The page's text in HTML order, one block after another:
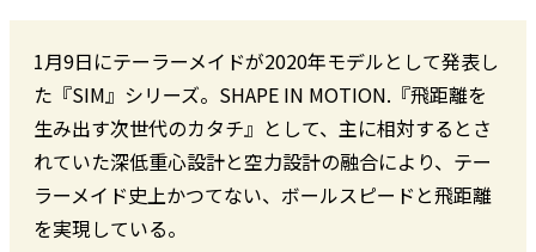
1月9日にテーラーメイドが2020年モデルとして発表し
た『SIM』シリーズ。SHAPE IN MOTION.『飛距離を
生み出す次世代のカタチ』として、主に相対するとさ
れていた深低重心設計と空力設計の融合により、テー
ラーメイド史上かつてない、ボールスピードと飛距離
を実現している。